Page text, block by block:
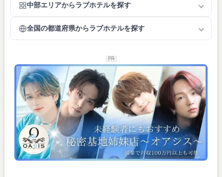
中部エリアからラブホテルを探す
全国の都道府県からラブホテルを探す
PR